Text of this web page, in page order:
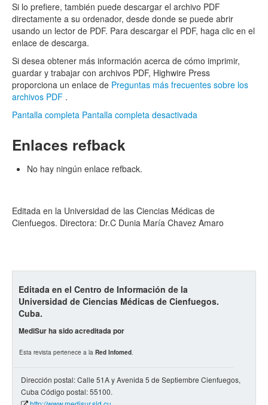
Si lo prefiere, también puede descargar el archivo PDF
directamente a su ordenador, desde donde se puede abrir
usando un lector de PDF. Para descargar el PDF, haga clic en el
enlace de descarga.
Si desea obtener más información acerca de cómo imprimir,
guardar y trabajar con archivos PDF, Highwire Press
proporciona un enlace de Preguntas más frecuentes sobre los
archivos PDF .
Pantalla completa Pantalla completa desactivada
Enlaces refback
No hay ningún enlace refback.
Editada en la Universidad de las Ciencias Médicas de
Cienfuegos. Directora: Dr.C Dunia María Chavez Amaro
Editada en el Centro de Información de la
Universidad de Ciencias Médicas de Cienfuegos.
Cuba.
MediSur ha sido acreditada por
Esta revista pertenece a la Red Infomed.
Dirección postal: Calle 51A y Avenida 5 de Septiembre Cienfuegos,
Cuba Código postal: 55100.